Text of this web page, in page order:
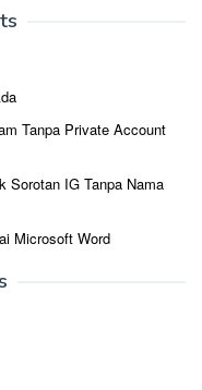
Tanpa Private Account
Sorotan IG Tanpa Nama
Microsoft Word